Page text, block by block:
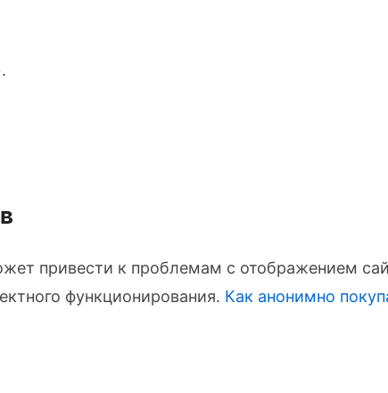
привести к проблемам с отображением
функционирования. Как анонимно